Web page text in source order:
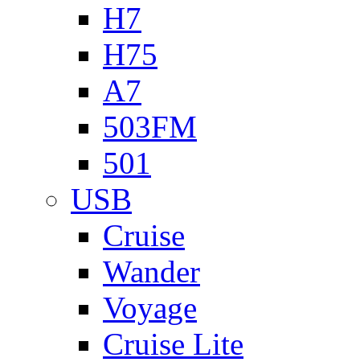
H7
H75
A7
503FM
501
USB
Cruise
Wander
Voyage
Cruise Lite